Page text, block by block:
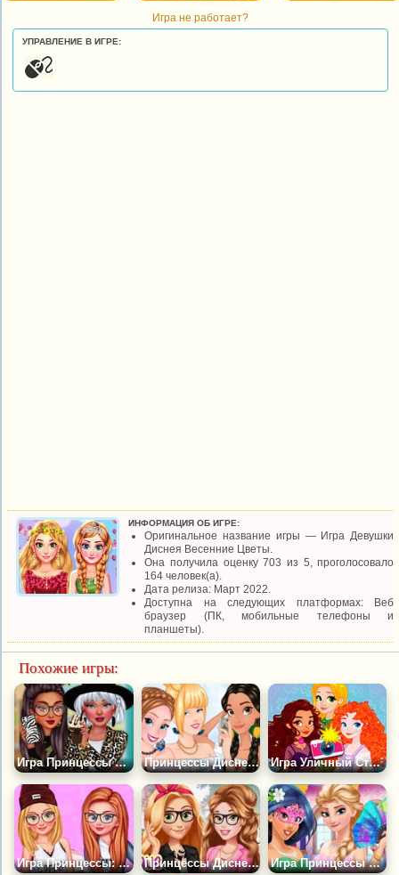
Игра не работает?
УПРАВЛЕНИЕ В ИГРЕ:
ИНФОРМАЦИЯ ОБ ИГРЕ:
Оригинальное название игры — Игра Девушки
Диснея Весенние Цветы.
Она получила оценку 703 из 5, проголосовало
164 человек(а).
Дата релиза: Март 2022.
Доступна на следующих платформах: Веб
браузер (ПК, мобильные телефоны и
планшеты).
Похожие игры:
Игра Принцессы Диснея: Принты Животных Принцессы Диснея: Открытые Плечи Игра Уличный Стиль Принцесс
Игра Принцессы: Стиль Скейтеров Принцессы Диснея: Лига Плюща Игра Принцессы Диснея: Маскарад